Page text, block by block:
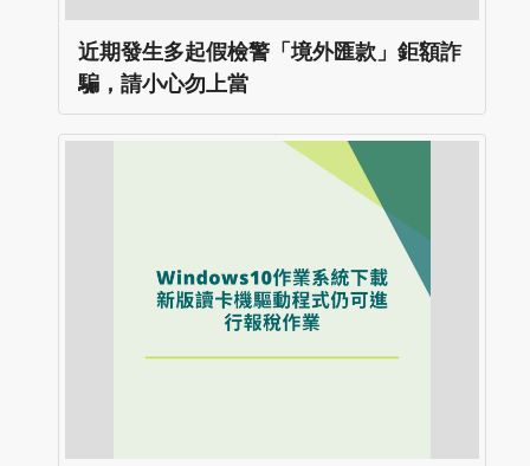
近期發生多起假檢警「境外匯款」鉅額詐
騙，請小心勿上當